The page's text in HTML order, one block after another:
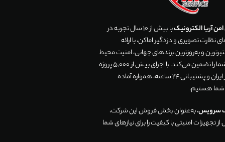
آریا الکترونیک
با بیش از 10 سال تجربه در
تصویری و دزدگیر اماکن، با ارائه
و به‌روزترین برندهای جهانی، امنیت محیط
زندگی و تجارت شما را تضمین می‌کند. با اجرای بیش از 5,000 پروژه
موفق در سراسر ایران و پشتیبانی 24 ساعته، همواره آماده
شما هستیم.
سرویس، به‌عنوان بخش فروش این شرکت،
تجهیزات امنیتی با کیفیت را برای نیازهای شما